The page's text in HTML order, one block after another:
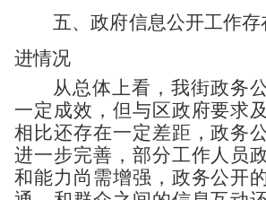
五、政府信息公开工作
进情况
从总体上看，我街政务
一定成效，但与区政府要求
相比还存在一定差距，政务
进一步完善，部分工作人员
和能力尚需增强，政务公开